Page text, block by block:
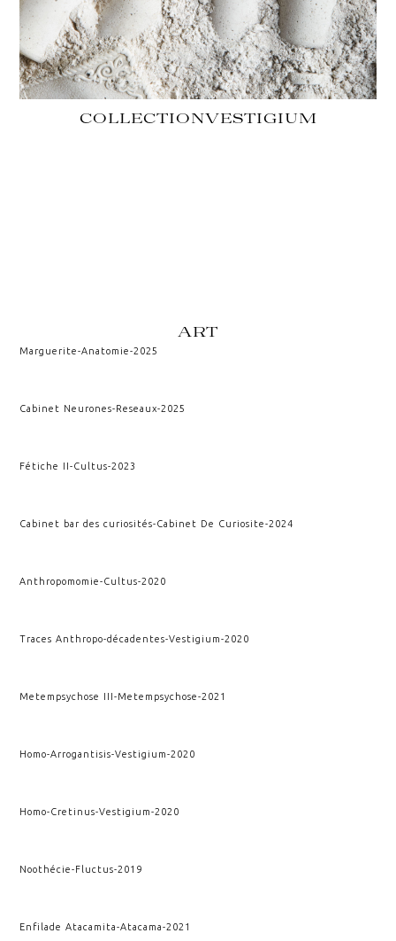
COLLECTIONVESTIGIUM
ART
Marguerite-Anatomie-2025
Cabinet Neurones-Reseaux-2025
Fétiche II-Cultus-2023
Cabinet bar des curiosités-Cabinet De Curiosite-2024
Anthropomomie-Cultus-2020
Traces Anthropo-décadentes-Vestigium-2020
Metempsychose III-Metempsychose-2021
Homo-Arrogantisis-Vestigium-2020
Homo-Cretinus-Vestigium-2020
Noothécie-Fluctus-2019
Enfilade Atacamita-Atacama-2021